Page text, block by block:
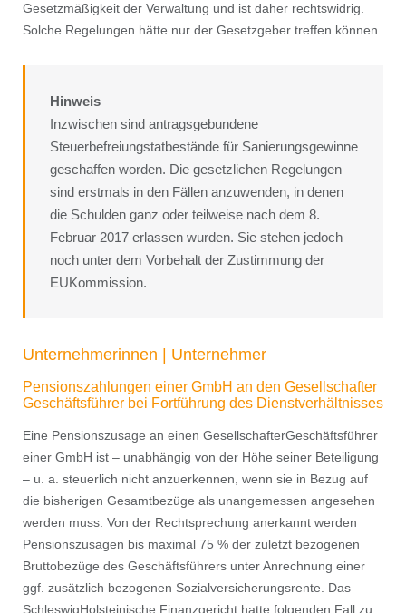
Gesetzmäßigkeit der Verwaltung und ist daher rechtswidrig.
Solche Regelungen hätte nur der Gesetzgeber treffen können.
Hinweis
Inzwischen sind antragsgebundene
Steuerbefreiungstatbestände für Sanierungsgewinne
geschaffen worden. Die gesetzlichen Regelungen
sind erstmals in den Fällen anzuwenden, in denen
die Schulden ganz oder teilweise nach dem 8.
Februar 2017 erlassen wurden. Sie stehen jedoch
noch unter dem Vorbehalt der Zustimmung der
EUKommission.
Unternehmerinnen | Unternehmer
Pensionszahlungen einer GmbH an den Gesellschafter
Geschäftsführer bei Fortführung des Dienstverhältnisses
Eine Pensionszusage an einen GesellschafterGeschäftsführer
einer GmbH ist – unabhängig von der Höhe seiner Beteiligung
– u. a. steuerlich nicht anzuerkennen, wenn sie in Bezug auf
die bisherigen Gesamtbezüge als unangemessen angesehen
werden muss. Von der Rechtsprechung anerkannt werden
Pensionszusagen bis maximal 75 % der zuletzt bezogenen
Bruttobezüge des Geschäftsführers unter Anrechnung einer
ggf. zusätzlich bezogenen Sozialversicherungsrente. Das
SchleswigHolsteinische Finanzgericht hatte folgenden Fall zu